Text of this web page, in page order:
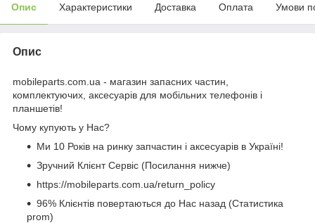
Опис Характеристики Доставка Оплата Умови
Опис
mobileparts.com.ua - магазин запасних частин,
комплектуючих, аксесуарів для мобільних телефонів і
планшетів!
Чому купують у Нас?
Ми 10 Років на ринку запчастин і аксесуарів в Україні!
Зручний Клієнт Сервіс (Посилання нижче)
https://mobileparts.com.ua/return_policy
96% Клієнтів повертаються до Нас назад (Статистика
prom)